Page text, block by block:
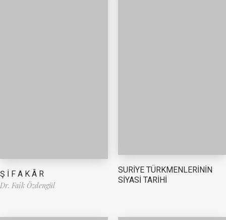
Ş İ F A K Â R
Dr. Faik Özdengül
SURİYE TÜRKMENLERİNİN
SİYASİ TARİHİ